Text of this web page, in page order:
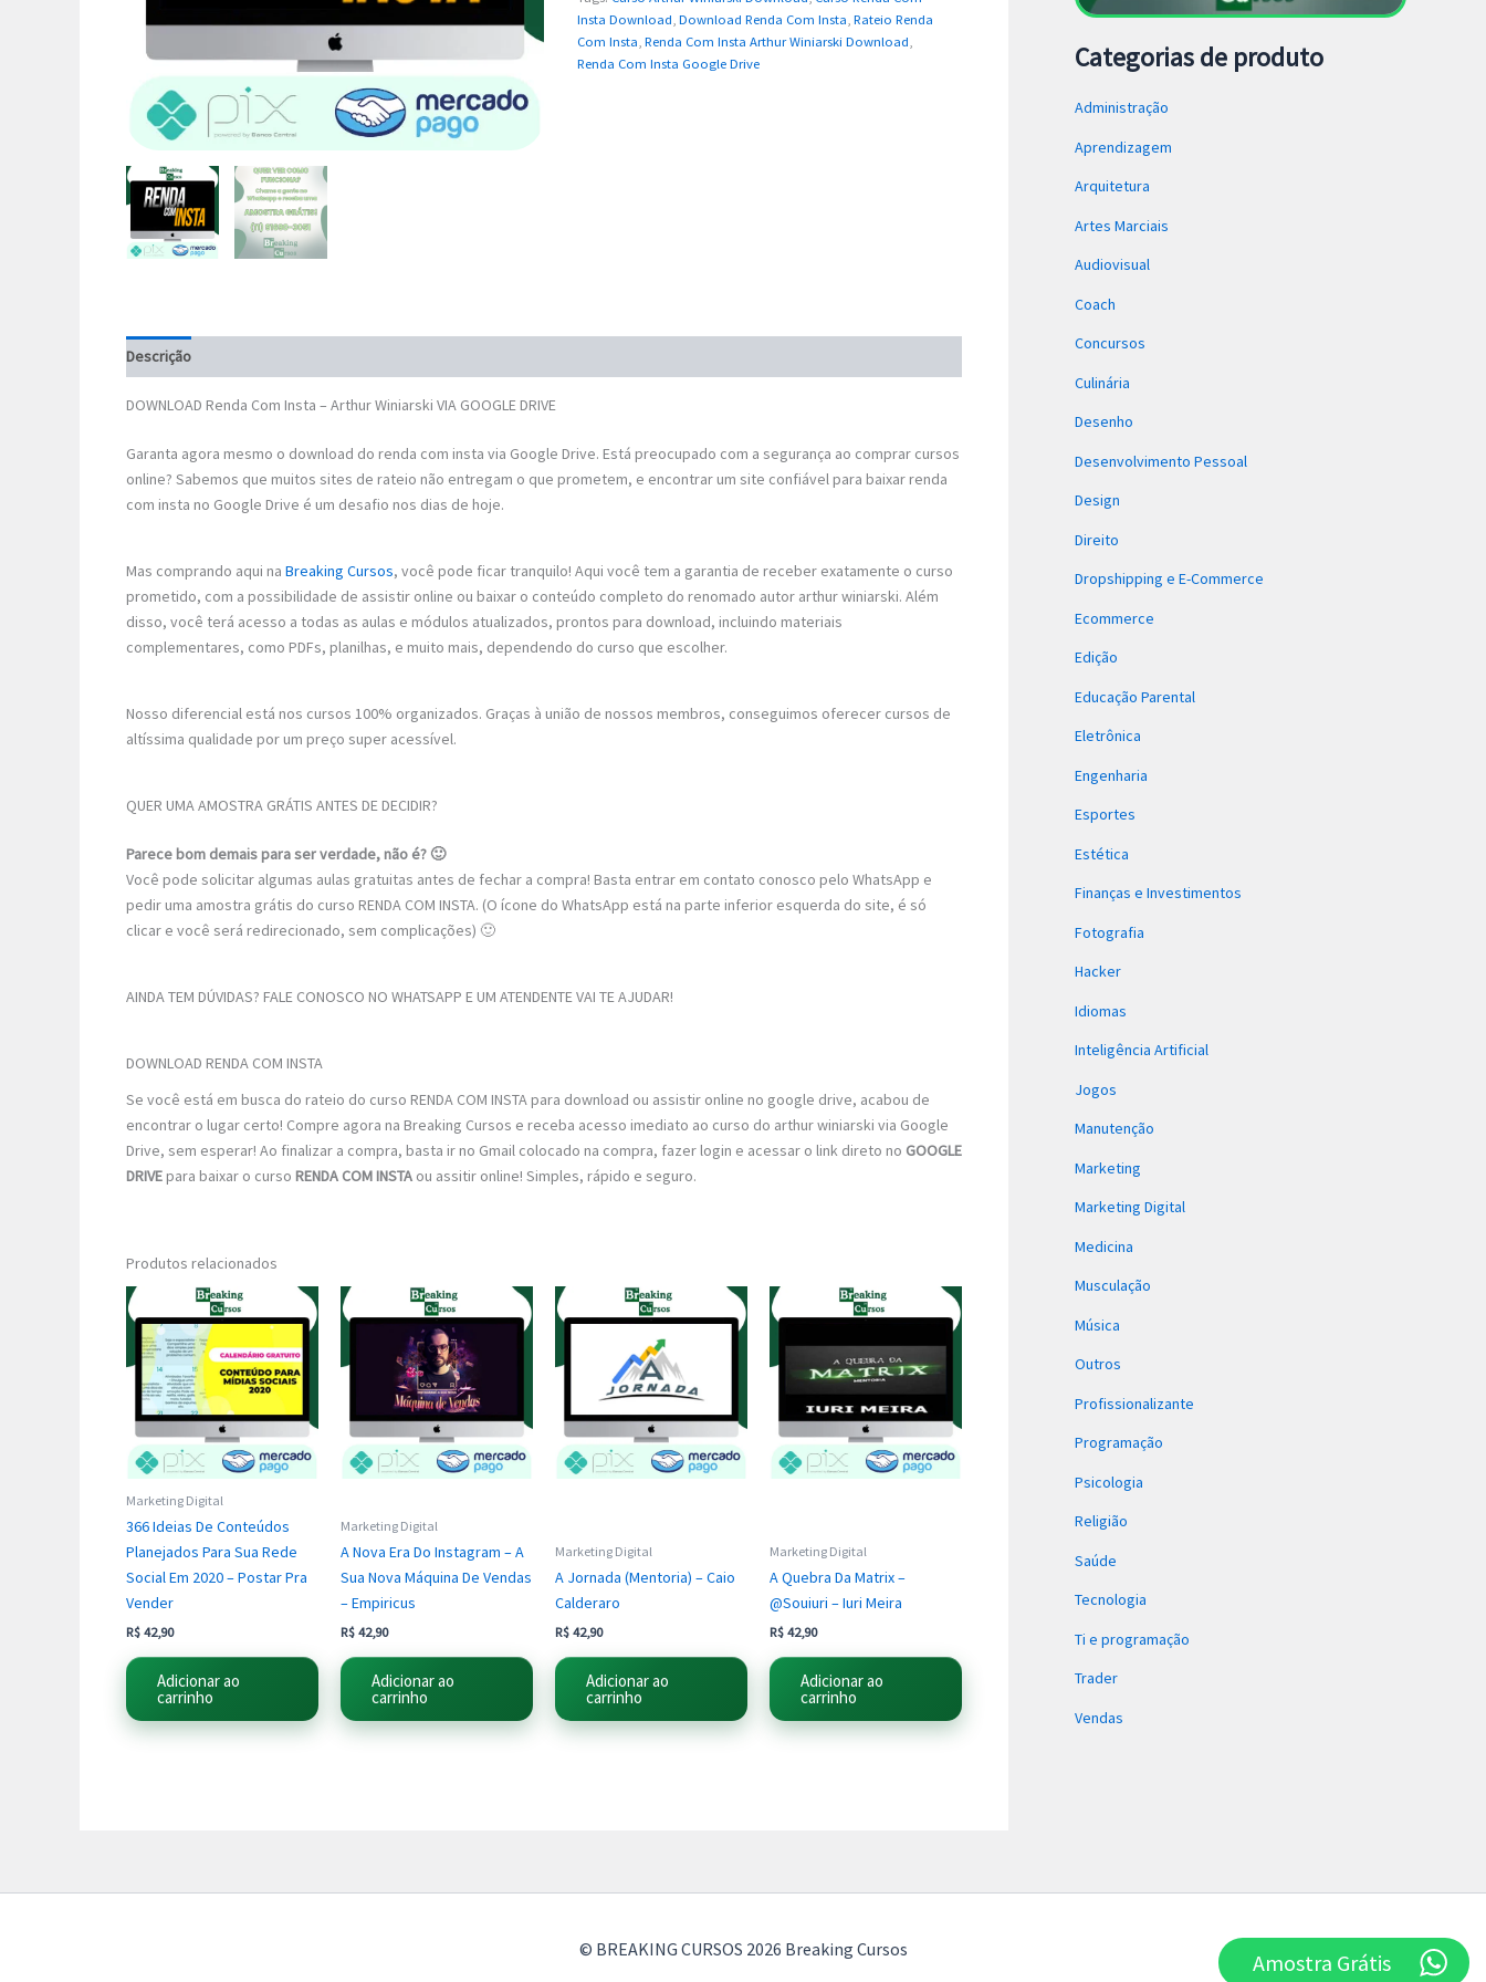
Insta Download,Download Renda Com Insta,Rateio Renda
Com Insta,Renda Com Insta Arthur Winiarski Download,
Renda Com Insta Google Drive
Descrição
DOWNLOAD Renda Com Insta – Arthur Winiarski VIA GOOGLE DRIVE
Garanta agora mesmo o download do renda com insta via Google Drive. Está preocupado com a segurança ao comprar cursos
online? Sabemos que muitos sites de rateio não entregam o que prometem, e encontrar um site confiável para baixar renda
com insta no Google Drive é um desafio nos dias de hoje.
Mas comprando aqui na Breaking Cursos, você pode ficar tranquilo! Aqui você tem a garantia de receber exatamente o curso
prometido, com a possibilidade de assistir online ou baixar o conteúdo completo do renomado autor arthur winiarski. Além
disso, você terá acesso a todas as aulas e módulos atualizados, prontos para download, incluindo materiais
complementares, como PDFs, planilhas, e muito mais, dependendo do curso que escolher.
Nosso diferencial está nos cursos 100% organizados. Graças à união de nossos membros, conseguimos oferecer cursos de
altíssima qualidade por um preço super acessível.
QUER UMA AMOSTRA GRÁTIS ANTES DE DECIDIR?
Parece bom demais para ser verdade, não é? 🙂
Você pode solicitar algumas aulas gratuitas antes de fechar a compra! Basta entrar em contato conosco pelo WhatsApp e
pedir uma amostra grátis do curso RENDA COM INSTA. (O ícone do WhatsApp está na parte inferior esquerda do site, é só
clicar e você será redirecionado, sem complicações) 🙂
AINDA TEM DÚVIDAS? FALE CONOSCO NO WHATSAPP E UM ATENDENTE VAI TE AJUDAR!
DOWNLOAD RENDA COM INSTA
Se você está em busca do rateio do curso RENDA COM INSTA para download ou assistir online no google drive, acabou de
encontrar o lugar certo! Compre agora na Breaking Cursos e receba acesso imediato ao curso do arthur winiarski via Google
Drive, sem esperar! Ao finalizar a compra, basta ir no Gmail colocado na compra, fazer login e acessar o link direto no GOOGLE
DRIVEpara baixar o curso RENDA COM INSTA ou assitir online! Simples, rápido e seguro.
Produtos relacionados
Marketing Digital
366 Ideias De Conteúdos
Planejados Para Sua Rede
Social Em 2020 – Postar Pra
Vender
R$ 42,90
Adicionar ao
carrinho
Marketing Digital
A Nova Era Do Instagram – A
Sua Nova Máquina De Vendas
– Empiricus
R$ 42,90
Adicionar ao
carrinho
Marketing Digital
A Jornada (Mentoria) – Caio
Calderaro
R$ 42,90
Adicionar ao
carrinho
Marketing Digital
A Quebra Da Matrix –
@Souiuri – Iuri Meira
R$ 42,90
Adicionar ao
carrinho
Categorias de produto
Administração
Aprendizagem
Arquitetura
Artes Marciais
Audiovisual
Coach
Concursos
Culinária
Desenho
Desenvolvimento Pessoal
Design
Direito
Dropshipping e E-Commerce
Ecommerce
Edição
Educação Parental
Eletrônica
Engenharia
Esportes
Estética
Finanças e Investimentos
Fotografia
Hacker
Idiomas
Inteligência Artificial
Jogos
Manutenção
Marketing
Marketing Digital
Medicina
Musculação
Música
Outros
Profissionalizante
Programação
Psicologia
Religião
Saúde
Tecnologia
Ti e programação
Trader
Vendas
© BREAKING CURSOS 2026 Breaking Cursos Amostra Grátis